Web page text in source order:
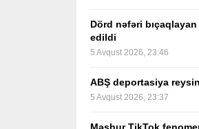
Dörd nəfəri
edildi
5 Avqust 2026, 23:46
ABŞ deportasiya
5 Avqust 2026, 23:37